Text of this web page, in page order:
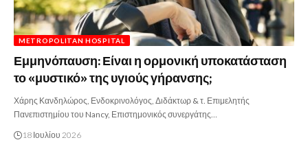
METROPOLITAN HOSPITAL
Εμμηνόπαυση: Είναι η ορμονική υποκατάσταση
το «μυστικό» της υγιούς γήρανσης;
Χάρης Κανδηλώρος, Ενδοκρινολόγος, Διδάκτωρ & τ. Επιμελητής
Πανεπιστημίου του Nancy, Επιστημονικός συνεργάτης…
18 Ιουλίου 2026